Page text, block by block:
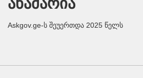
Askgov.ge-ს შეუერთდა 2025 წელს